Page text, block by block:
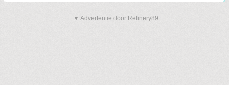
▼ Advertentie door Refinery89